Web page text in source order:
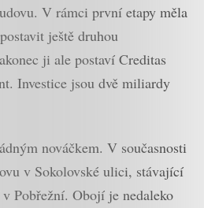
V rámci první etapy měla
ještě druhou
ji ale postaví Creditas
Investice jsou dvě miliardy
nováčkem. V současnosti
v Sokolovské ulici, stávající
Pobřežní. Obojí je nedaleko